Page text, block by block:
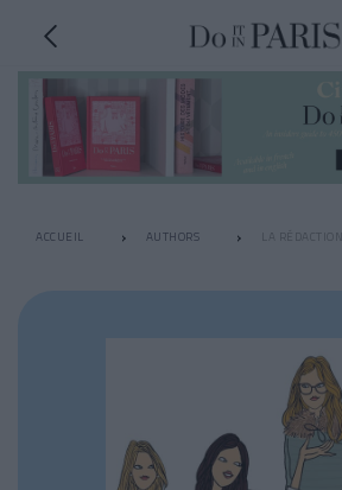
ACCUEIL AUTHORS LA RÉDACTION